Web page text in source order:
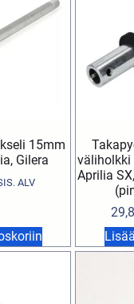
15mm
Gilera
ALV
väliholkki
Aprilia